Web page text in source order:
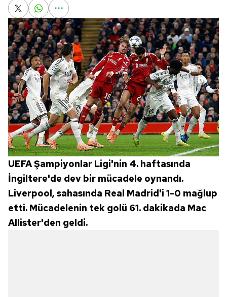
UEFA Şampiyonlar Ligi'nin 4. haftasında
İngiltere'de dev bir mücadele oynandı.
Liverpool, sahasında Real Madrid'i 1-0 mağlup
etti. Mücadelenin tek golü 61. dakikada Mac
Allister'den geldi.